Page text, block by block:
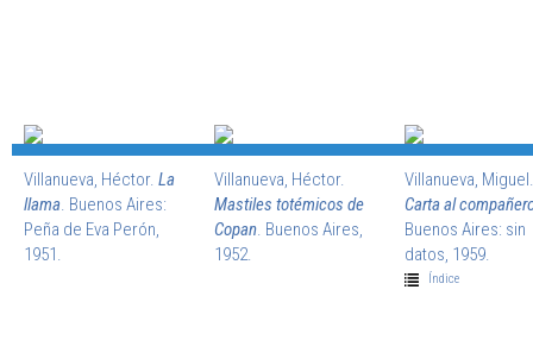
Villanueva, Héctor. La
llama. Buenos Aires:
Peña de Eva Perón,
1951.
Villanueva, Héctor.
Mastiles totémicos de
Copan. Buenos Aires,
1952.
Villanueva, Miguel.
Carta al
Buenos Aires: sin
datos, 1959.
Índice